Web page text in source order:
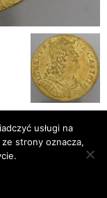
usługi na
strony oznacza,